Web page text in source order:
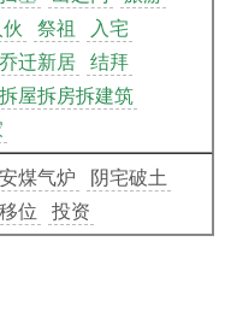
祭祖
入宅
乔迁新居
结拜
拆屋拆房拆建筑
安煤气炉
阴宅破土
位 投资